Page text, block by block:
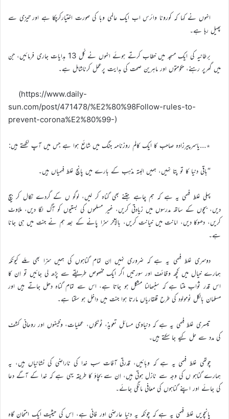
انہوں نے کہا کہ کورونا وائرس اب ایک عالمی وبا کی صورت اختیارکرچکا ہے اور تیزی سے
پھیل رہا ہے۔
برطانیہ کی ایک مسجد میں خطاب کرتے ہوئے انہوں نے کُل 13 ہدایات جاری فرمائیں، جن
میں گھرپر رہنے، حکومتوں اور ماہرین صحت کی ہدایت پرعمل کرناشامل ہے۔
(https://www.daily-
sun.com/post/471478/%E2%80%98Follow-rules-to-
prevent-corona%E2%80%99-)
٭…یاسرپیرزادہ صاحب کا ایک کالم روزنامہ جنگ میں شائع ہوا ہے جس میں آپ لکھتے ہیں:
“باقی دنیا کا تو پتا نہیں، ہمیں البتہ مذہب کے بارے میں پانچ غلط فہمیاں ہیں۔
پہلی غلط فہمی یہ ہے کہ ہم چاہے جتنے بھی گناہ کر لیں، لوگو ں کے گردے نکال کر بیچ
دیں، بچوں کے ساتھ مدرسوں میں زیادتی کریں، غیر مسلموں کی بستیوں کو آگ لگا دیں، ملاوٹ
کریں، دھوکا دیں، امانت میں خیانت کریں، بالآخر سزا پانے کے بعد ہم نے جنت میں ہی جانا
ہے۔
دوسری غلط فہمی یہ ہے کہ ضروری نہیں اِن تمام گناہوں کی ہمیں سزا بھی ملے کیونکہ
ہمارے خیال میں کچھ وظائف اور سورتیں اگر ایک مخصوص طریقے سے پڑھ لی جائیں تو اِن کا
اس قدر ثواب ملتا ہے کہ سنبھالنا مشکل ہو جاتا ہے، اس سے تمام گناہ دھل جاتے ہیں اور
مسلمان بالکل نومولود کی طرح قلقاریاں مارتا ہوا جنت میں داخل ہو سکتا ہے۔
تیسری غلط فہمی یہ ہے کہ دنیاوی مسائل تعویذ، ٹوٹکوں، عملیات، وظیفوں اور روحانی کشف
کی مدد سے حل کیے جا سکتے ہیں۔
چوتھی غلط فہمی یہ ہے کہ وبائیں، قدرتی آفات سب خدا کی ناراضی کی نشانیاں ہیں، یہ
ہمارے گناہو ں کی وجہ سے نازل ہوتی ہیں، اِن سے بچاؤ کا طریقہ یہی ہے کہ خدا کے آگے دعا
کی جائے اور اپنے گناہوں کی معافی مانگی جائے۔
پانچویں غلط فہمی یہ ہے کہ چونکہ یہ دنیا عارضی اور فانی ہے، اِس کی حیثیت ایک امتحان گاہ